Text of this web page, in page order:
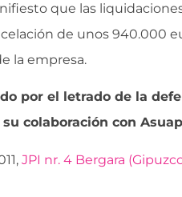
que las
de unos 940.000
la empresa.
por el letrado de la
colaboración con
JPI nr. 4 Bergara